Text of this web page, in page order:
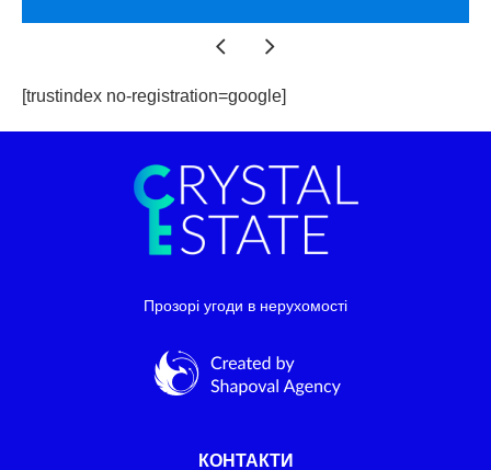
[trustindex no-registration=google]
Прозорі угоди в нерухомості
КОНТАКТИ